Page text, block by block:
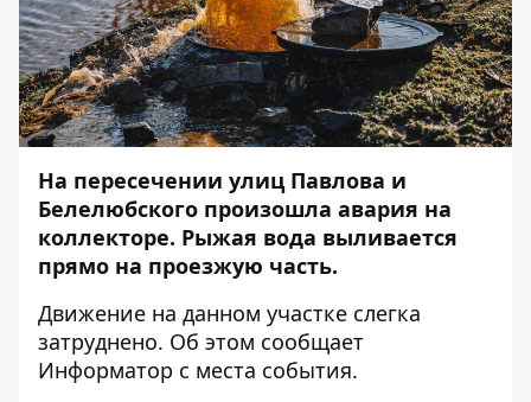
На пересечении улиц Павлова и
Белелюбского произошла авария на
коллекторе. Рыжая вода выливается
прямо на проезжую часть.
Движение на данном участке слегка
затруднено. Об этом сообщает
Информатор с места события.